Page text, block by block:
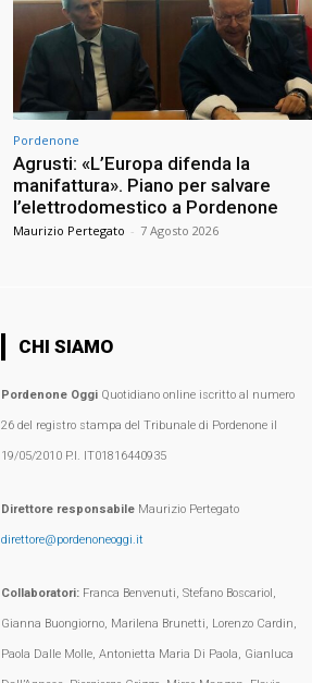
Pordenone
Agrusti: «L’Europa difenda la
manifattura». Piano per salvare
l’elettrodomestico a Pordenone
Maurizio Pertegato - 7 Agosto 2026
CHI SIAMO
Pordenone OggiQuotidiano online iscritto al numero
26 del registro stampa del Tribunale di Pordenone il
19/05/2010 P.I. IT01816440935
Direttore responsabileMaurizio Pertegato
direttore@pordenoneoggi.it
Collaboratori:Franca Benvenuti, Stefano Boscariol,
Gianna Buongiorno, Marilena Brunetti, Lorenzo Cardin,
Paola Dalle Molle, Antonietta Maria Di Paola, Gianluca